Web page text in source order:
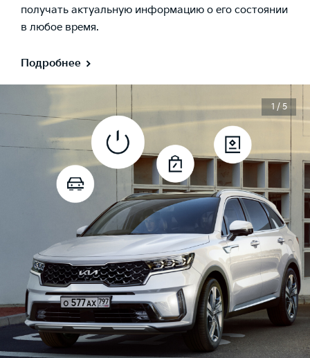
получать актуальную информацию о его состоянии
в любое время.
Подробнее
1 / 5